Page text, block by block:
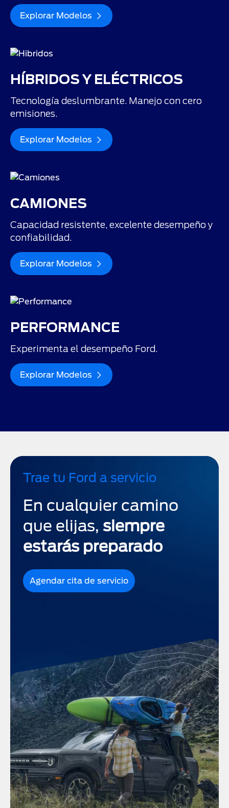
Explorar Modelos
HÍBRIDOS Y ELÉCTRICOS
Tecnología deslumbrante. Manejo con cero
emisiones.
Explorar Modelos
CAMIONES
Capacidad resistente, excelente desempeño y
confiabilidad.
Explorar Modelos
PERFORMANCE
Experimenta el desempeño Ford.
Explorar Modelos
Trae tu Ford a servicio
En cualquier camino
que elijas, siempre
estarás preparado
Agendar cita de servicio